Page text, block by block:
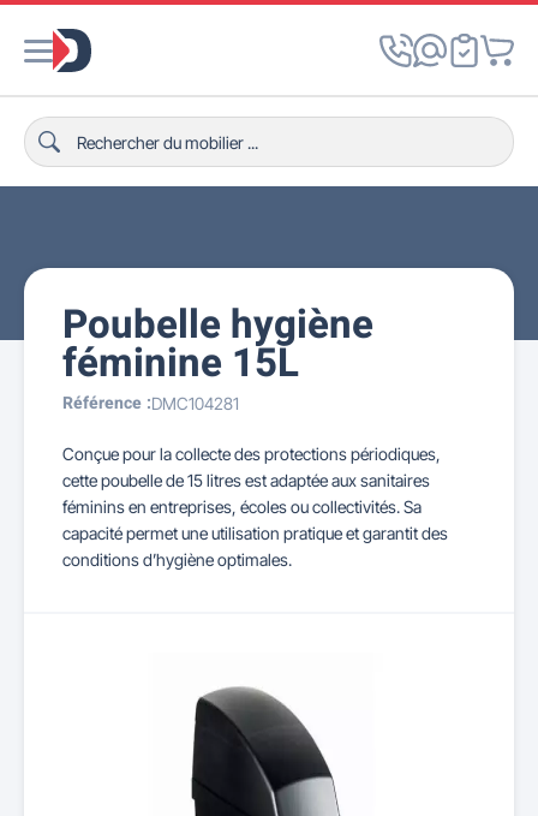
Poubelle hygiène
féminine 15L
Référence :DMC104281
Conçue pour la collecte des protections périodiques,
cette poubelle de 15 litres est adaptée aux sanitaires
féminins en entreprises, écoles ou collectivités. Sa
capacité permet une utilisation pratique et garantit des
conditions d’hygiène optimales.